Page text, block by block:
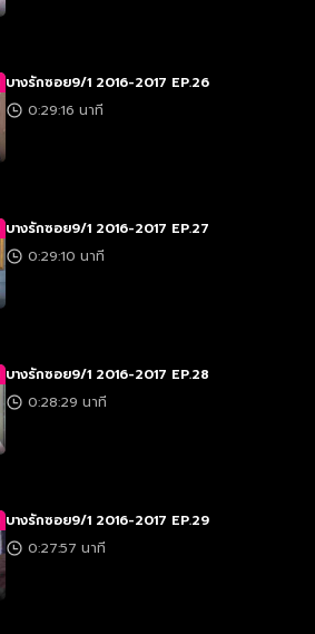
บางรักซอย9/1 2016-2017 EP.26
0:29:16 นาที
บางรักซอย9/1 2016-2017 EP.27
0:29:10 นาที
บางรักซอย9/1 2016-2017 EP.28
0:28:29 นาที
บางรักซอย9/1 2016-2017 EP.29
0:27:57 นาที